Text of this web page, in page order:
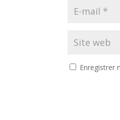
Enregistrer